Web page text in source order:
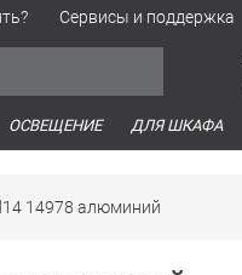
Сервисы и поддержка
ОСВЕЩЕНИЕ ДЛЯ ШКАФА
14978 алюминий